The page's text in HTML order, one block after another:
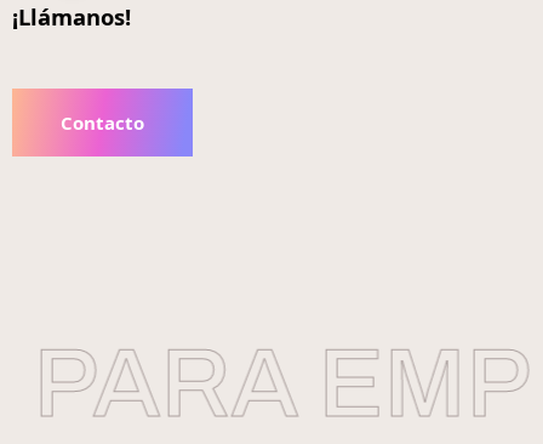
¡Llámanos!
Contacto